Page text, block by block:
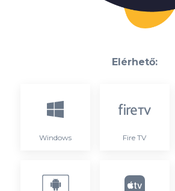
Elérhető:
Windows Fire TV